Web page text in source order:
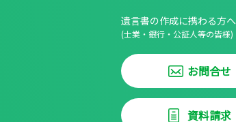
遺言書の作成に携わる方へ
(士業・銀行・公証人等の皆様)
お問合せ
資料請求